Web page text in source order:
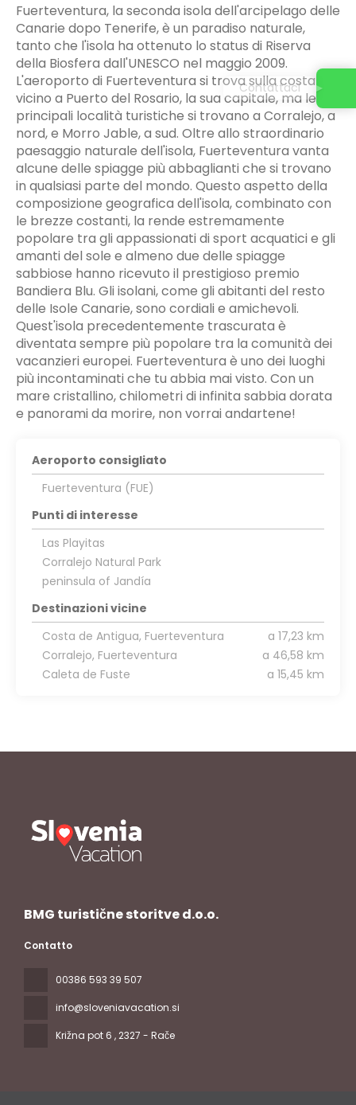
Fuerteventura, la seconda isola dell'arcipelago delle
Canarie dopo Tenerife, è un paradiso naturale,
tanto che l'isola ha ottenuto lo status di Riserva
della Biosfera dall'UNESCO nel maggio 2009.
L'aeroporto di Fuerteventura si trova sulla costa
vicino a Puerto del Rosario, la sua capitale, ma le
principali località turistiche si trovano a Corralejo, a
nord, e Morro Jable, a sud. Oltre allo straordinario
paesaggio naturale dell'isola, Fuerteventura vanta
alcune delle spiagge più abbaglianti che si trovano
in qualsiasi parte del mondo. Questo aspetto della
composizione geografica dell'isola, combinato con
le brezze costanti, la rende estremamente
popolare tra gli appassionati di sport acquatici e gli
amanti del sole e almeno due delle spiagge
sabbiose hanno ricevuto il prestigioso premio
Bandiera Blu. Gli isolani, come gli abitanti del resto
delle Isole Canarie, sono cordiali e amichevoli.
Quest'isola precedentemente trascurata è
diventata sempre più popolare tra la comunità dei
vacanzieri europei. Fuerteventura è uno dei luoghi
più incontaminati che tu abbia mai visto. Con un
mare cristallino, chilometri di infinita sabbia dorata
e panorami da morire, non vorrai andartene!
Aeroporto consigliato
Fuerteventura (FUE)
Punti di interesse
Las Playitas
Corralejo Natural Park
peninsula of Jandía
Destinazioni vicine
Costa de Antigua, Fuerteventura
a 17,23 km
Corralejo, Fuerteventura
a 46,58 km
Caleta de Fuste
a 15,45 km
BMG turistične storitve d.o.o.
Contatto
00386 593 39 507
info@sloveniavacation.si
Križna pot 6 , 2327 - Rače
Contattaci